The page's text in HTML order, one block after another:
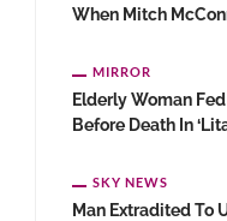
When Mitch
MIRROR
Elderly Woman
Before Death In
SKY NEWS
Man Extradited To